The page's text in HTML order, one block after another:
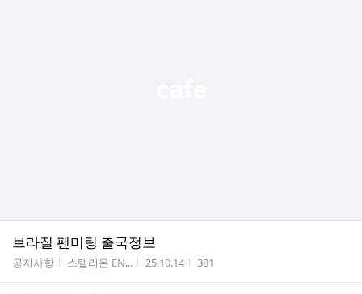
브라질 팬미팅 출국정보
게시판명
공지사항 작성자
스탤리온 EN... 작성시간
25.10.14 조회수
381